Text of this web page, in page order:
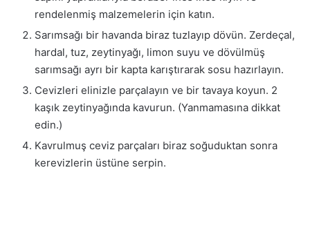
rendelenmiş malzemelerin için katın.
Sarımsağı bir havanda biraz tuzlayıp dövün. Zerdeçal,
hardal, tuz, zeytinyağı, limon suyu ve dövülmüş
sarımsağı ayrı bir kapta karıştırarak sosu hazırlayın.
Cevizleri elinizle parçalayın ve bir tavaya koyun. 2
kaşık zeytinyağında kavurun. (Yanmamasına dikkat
edin.)
Kavrulmuş ceviz parçaları biraz soğuduktan sonra
kerevizlerin üstüne serpin.